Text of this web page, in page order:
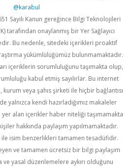
@karabul
Sayılı Kanun gereğince Bilgi Teknolojileri
tarafından onaylanmış bir Yer Sağlayıcı
Bu nedenle, sitedeki içerikleri proaktif
yükümlülüğümüz bulunmamaktadır.
içeriklerin sorumluluğunu taşımakta olup,
kabul etmiş sayılırlar. Bu internet
veya şahıs şirketi ile hiçbir bağlantısı
yalnızca kendi hazırladığımız makaleler
yer alan içerikler haber niteliği taşımamakta
hakkında paylaşım yapılmamaktadır.
ile isim benzerlikleri tamamen tesadüfidir.
ve tamamen ücretsiz bir bilgi paylaşım
yasal düzenlemelere aykırı olduğunu